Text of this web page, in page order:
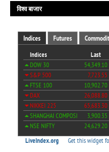
विश्व बाजार